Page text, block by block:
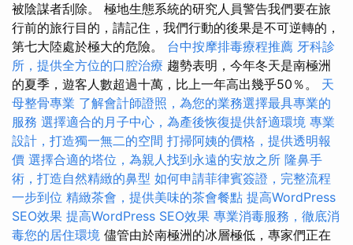
被陰謀者刮除。 極地生態系統的研究人員警告我們要在旅
行前的旅行目的，請記住，我們行動的後果是不可逆轉的，
第七大陸處於極大的危險。 台中按摩排毒療程推薦 牙科診
所，提供全方位的口腔治療 趨勢表明，今年冬天是南極洲
的夏季，遊客人數超過十萬，比上一年高出幾乎50％。 天
母整骨專業 了解會計師證照，為您的業務選擇最具專業的
服務 選擇適合的月子中心，為產後恢復提供舒適環境 專業
設計，打造獨一無二的空間 打掃阿姨的價格，提供透明報
價 選擇合適的塔位，為親人找到永遠的安放之所 隆鼻手
術，打造自然精緻的鼻型 如何申請菲律賓簽證，完整流程
一步到位 精緻茶會，提供美味的茶會餐點 提高WordPress
SEO效果 提高WordPress SEO效果 專業消毒服務，徹底消
毒您的居住環境 儘管由於南極洲的冰層極低，專家們正在